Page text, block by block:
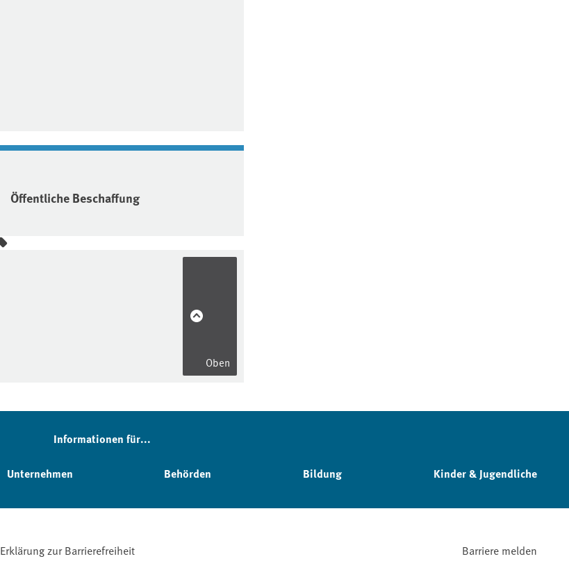
Öffentliche Beschaffung
Oben
Informationen für...
Unternehmen Behörden Bildung Kinder & Jugendliche
Erklärung zur Barrierefreiheit Barriere melden